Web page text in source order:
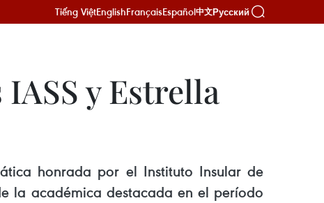
Tiếng ViệtEnglishFrançaisEspañol中文Русский
y Estrella
honrada por el Instituto Insular de
la académica destacada en el período